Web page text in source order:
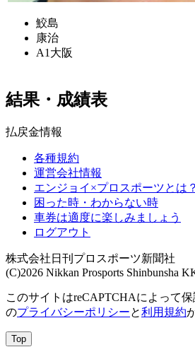
鮫島
康治
A1 大阪
結果・成績表
払戻金情報
各種規約
運営会社情報
エンジョイ×プロスポーツとは？
困った時・わからない時
車券は適度に楽しみましょう
ログアウト
株式会社日刊プロスポーツ新聞社
(C)2026 Nikkan Prosports Shinbunsha
このサイトはreCAPTCHAによって
のプライバシーポリシーと利用規約
Top